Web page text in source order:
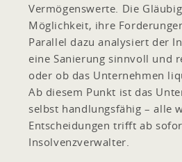
Vermögenswerte. Die
Möglichkeit, ihre
Parallel dazu analysiert der
eine Sanierung sinnvoll und
oder ob das Unternehmen
Ab diesem Punkt ist das
selbst handlungsfähig – alle
Entscheidungen trifft ab
Insolvenzverwalter.